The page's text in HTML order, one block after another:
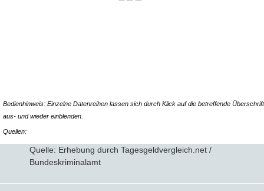
Bedienhinweis: Einzelne Datenreihen lassen sich durch Klick auf die betreffende Überschrift
aus- und wieder einblenden.
Quellen:
Quelle: Erhebung durch Tagesgeldvergleich.net /
Bundeskriminalamt